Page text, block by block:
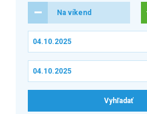
Na víkend